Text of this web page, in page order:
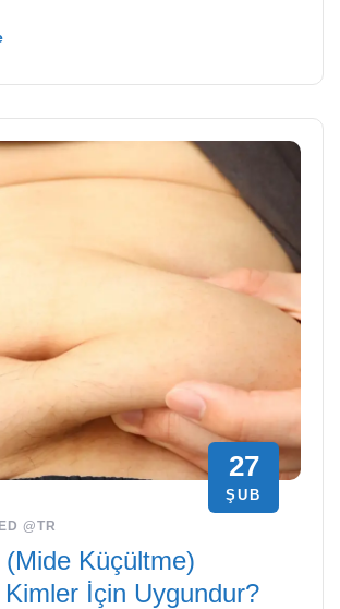
27
ŞUB
@TR
Küçültme)
Kimler İçin Uygundur?